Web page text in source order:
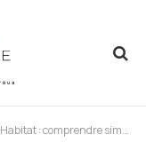
simplement le rôle et le fonctionnement du bailleur social à Rouen